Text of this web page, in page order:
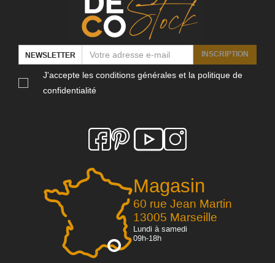
Magasin
60 rue Jean Martin
13005 Marseille
Lundi à samedi
09h-18h
NEWSLETTER INSCRIPTION
J'accepte les conditions générales et la politique de
confidentialité